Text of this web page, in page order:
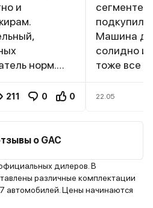
и
норм.
За
никаких
–
211 0 0
сегменте,
подкупил
Машина
солидно и
тоже все
приятные
система
По
сложно
22.05
о GAC
дилеров. В
различные комплектации
автомобилей. Цены начинаются